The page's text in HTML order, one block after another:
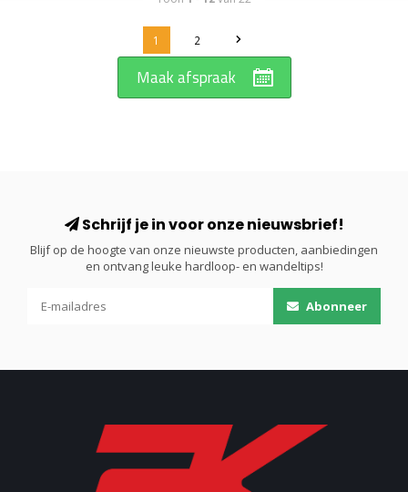
1 2
Maak afspraak
Schrijf je in voor onze nieuwsbrief!
Blijf op de hoogte van onze nieuwste producten, aanbiedingen
en ontvang leuke hardloop- en wandeltips!
Abonneer